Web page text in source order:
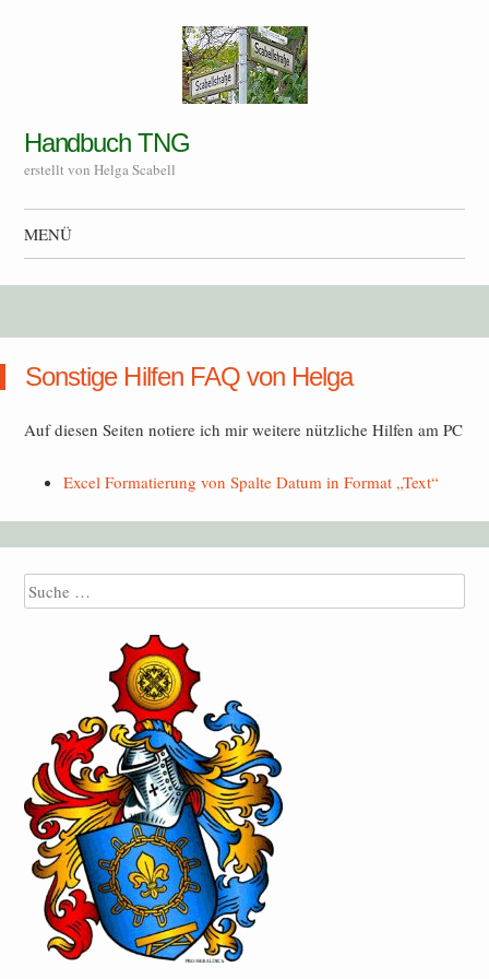
Handbuch TNG
erstellt von Helga Scabell
MENÜ
Sonstige Hilfen FAQ von Helga
Auf diesen Seiten notiere ich mir weitere nützliche Hilfen am PC
Excel Formatierung von Spalte Datum in Format „Text“
Suche